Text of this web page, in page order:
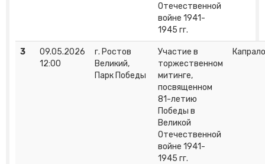
Отечественной
войне 1941-
1945 гг.
3
09.05.2026
12:00
г. Ростов
Великий,
Парк Победы
Участие в
торжественном
митинге,
посвященном
81-летию
Победы в
Великой
Отечественной
войне 1941-
1945 гг.